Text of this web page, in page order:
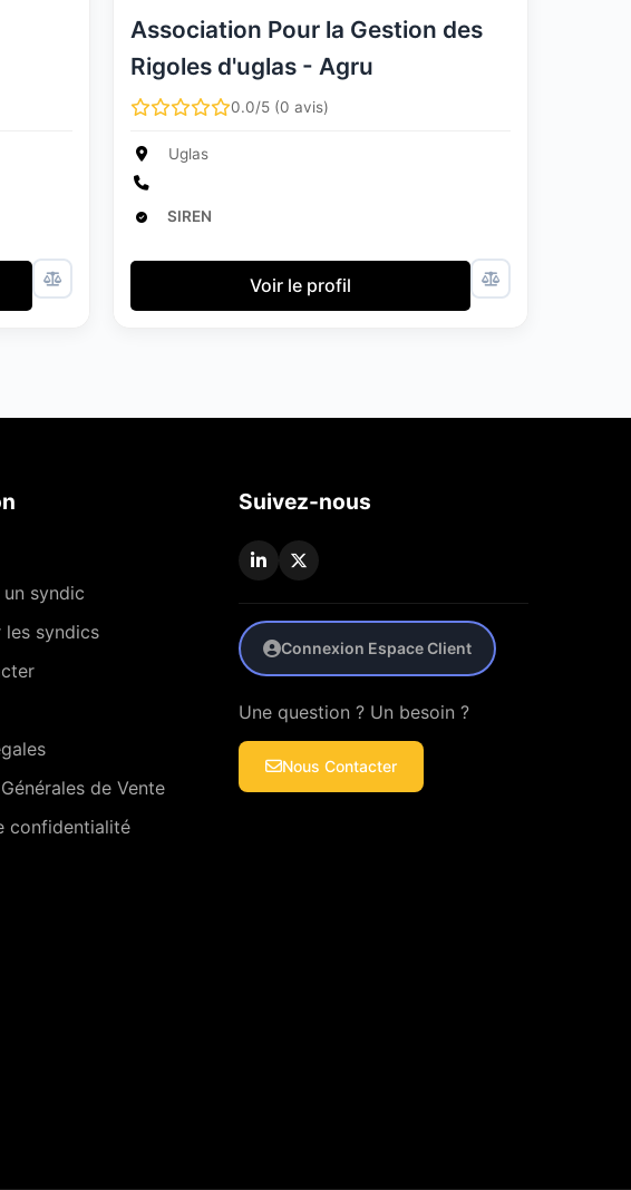
Association Pour la Gestion des
Rigoles d'uglas - Agru
0.0/5 (0 avis)
Uglas
SIREN
Voir le profil
un syndic
les syndics
de Vente
confidentialité
Suivez-nous
Connexion Espace Client
Une question ? Un besoin ?
Nous Contacter